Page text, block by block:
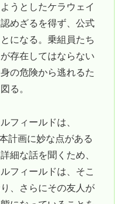
うとしたケラウェイ
めざるを得ず、公式
になる。乗組員たち
存在してはならない
の危険から逃れるた
る。
フィールドは、
計画に妙な点がある
細な話を聞くため、
フィールドは、そこ
、さらにその友人が